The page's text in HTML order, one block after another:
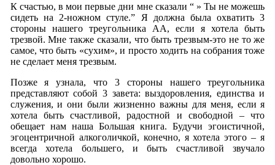
К счастью, в мои первые дни мне сказали “ » Ты не можешь
сидеть на 2-ножном стуле.” Я должна была охватить 3
стороны нашего треугольника АА, если я хотела быть
трезвой. Мне также сказали, что быть трезвым-это не то же
самое, что быть «сухим», и просто ходить на собрания тоже
не сделает меня трезвым.
Позже я узнала, что 3 стороны нашего треугольника
представляют собой 3 завета: выздоровления, единства и
служения, и они были жизненно важны для меня, если я
хотела быть счастливой, радостной и свободной – что
обещает нам наша Большая книга. Будучи эгоистичной,
эгоцентричной алкоголичкой, конечно, я хотела этого – я
всегда хотела большего, и быть счастливой звучало
довольно хорошо.